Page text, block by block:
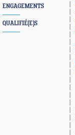
ENGAGEMENTS
QUALIFIÉ(E)S